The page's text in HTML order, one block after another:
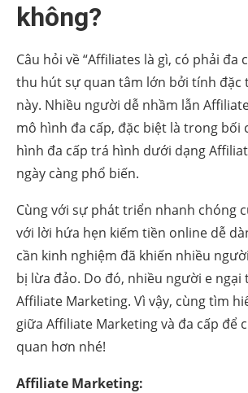
không?
Câu hỏi về “Affiliates là gì, có phải đa
thu hút sự quan tâm lớn bởi tính đặc
này. Nhiều người dễ nhầm lẫn
mô hình đa cấp, đặc biệt là trong bối
hình đa cấp trá hình dưới dạng
ngày càng phổ biến.
Cùng với sự phát triển nhanh chóng
với lời hứa hẹn kiếm tiền online dễ
cần kinh nghiệm đã khiến nhiều
bị lừa đảo. Do đó, nhiều người e ngại
Affiliate Marketing. Vì vậy, cùng tìm
giữa Affiliate Marketing và đa cấp để
quan hơn nhé!
Affiliate Marketing: